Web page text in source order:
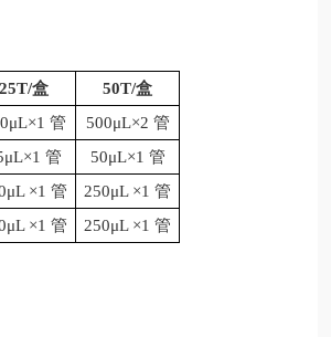
25T/盒 50T/盒
管
500μL×2 管
管
50μL×1 管
×1 管
250μL ×1 管
×1 管 250μL ×1 管